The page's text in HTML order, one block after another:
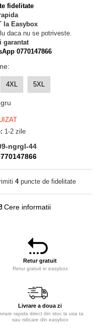
fidelitate
la Easybox
daca nu se potriveste.
garantat
0770147866
:
4XL 5XL
1-2 zile
ngrgl-44
4puncte de fidelitate
Cere informatii
Retur gratuit
Retur gratuit in easybox
Livrare a doua zi
rapida direct din stoc la usa ta
sau ridicare din easybox